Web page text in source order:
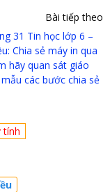
Bài tiếp theo
31 Tin học lớp 6 –
Chia sẻ máy in qua
hãy quan sát giáo
các bước chia sẻ
tính